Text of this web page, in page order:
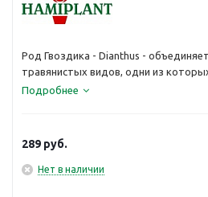
Род Гвоздика - Dianthus -
травянистых видов, одни из
летники, а другие - как двулетники.
подразделяют на карликовые
или горных садах) и бордюрные
кустом, подходящие для клумб или
Подробнее
289 руб.
Нет в наличии